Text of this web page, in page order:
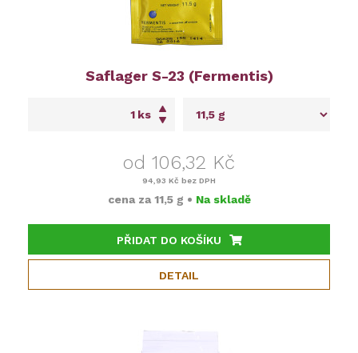
Saflager S-23 (Fermentis)
ks
od 106,32 Kč
94,93 Kč bez DPH
cena za 11,5 g • Na skladě
PŘIDAT DO KOŠÍKU
DETAIL